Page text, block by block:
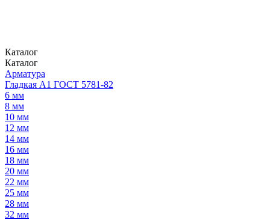
Каталог
Каталог
Арматура
Гладкая А1 ГОСТ 5781-82
6 мм
8 мм
10 мм
12 мм
14 мм
16 мм
18 мм
20 мм
22 мм
25 мм
28 мм
32 мм